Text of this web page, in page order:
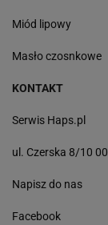
Miód lipowy
Masło czosnkowe
KONTAKT
Serwis Haps.pl
ul. Czerska 8/10
Napisz do nas
Facebook